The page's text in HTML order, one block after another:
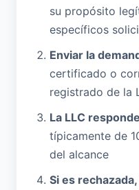
su propósito
específicos
Enviar la
certificado o
registrado de la
La LLC responde
típicamente de
del alcance
Si es